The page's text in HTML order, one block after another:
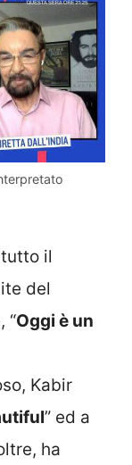
il
del
“Oggi è un
Kabir
” ed a
ha